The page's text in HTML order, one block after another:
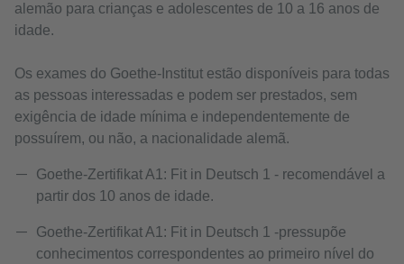
alemão para crianças e adolescentes de 10 a 16 anos de
idade.
Os exames do Goethe-Institut estão disponíveis para todas
as pessoas interessadas e podem ser prestados, sem
exigência de idade mínima e independentemente de
possuírem, ou não, a nacionalidade alemã.
Goethe-Zertifikat A1: Fit in Deutsch 1 - recomendável a
partir dos 10 anos de idade.
Goethe-Zertifikat A1: Fit in Deutsch 1 -pressupõe
conhecimentos correspondentes ao primeiro nível do